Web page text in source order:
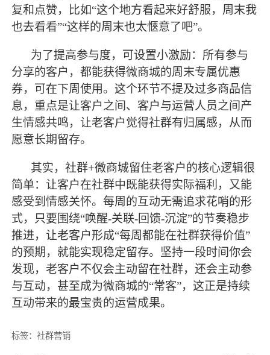
复和点赞，比如“这个地方看起来好舒服，周末我
也去看看”“这样的周末也太惬意了吧”。
为了提高参与度，可设置小激励：所有参与
分享的客户，都能获得微商城的周末专属优惠
券，可在下周使用。这个环节不提及过多商品信
息，重点是让客户之间、客户与运营人员之间产
生情感共鸣，让老客户觉得社群有归属感，从而
愿意长期留存。
其实，社群+微商城留住老客户的核心逻辑很
简单：让客户在社群中既能获得实际福利，又能
感受到情感关怀。每周的互动无需追求花哨的形
式，只要围绕“唤醒-关联-回馈-沉淀”的节奏稳步
推进，让老客户形成“每周都能在社群获得价值”
的预期，就能实现稳定留存。坚持一段时间你会
发现，老客户不仅会主动留在社群，还会主动参
与互动，甚至成为微商城的“常客”，这正是持续
互动带来的最宝贵的运营成果。
标签：社群营销